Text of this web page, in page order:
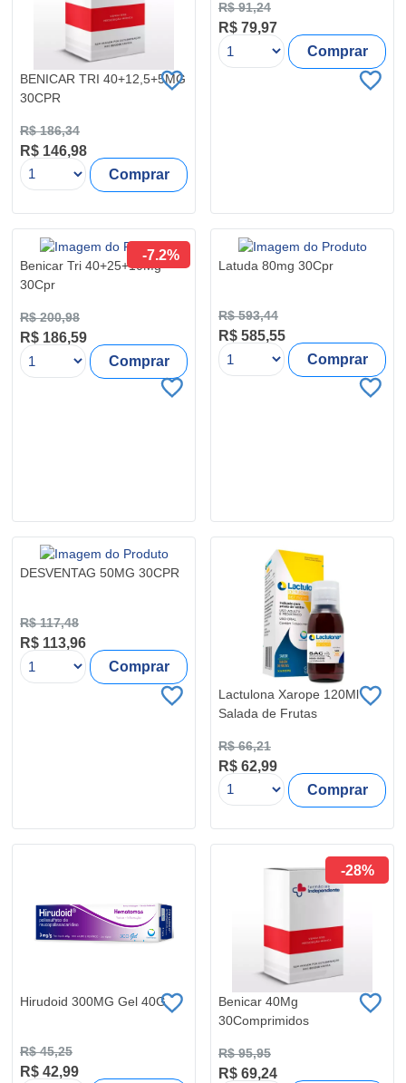
BENICAR TRI 40+12,5+5MG
30CPR
R$ 186,34
R$ 146,98
Comprar
R$ 91,24
R$ 79,97
Comprar
-7.2%
Benicar Tri 40+25+10Mg
30Cpr
R$ 200,98
R$ 186,59
Comprar
Latuda 80mg 30Cpr
R$ 593,44
R$ 585,55
Comprar
DESVENTAG 50MG 30CPR
R$ 117,48
R$ 113,96
Comprar
Lactulona Xarope 120Ml
Salada de Frutas
R$ 66,21
R$ 62,99
Comprar
Hirudoid 300MG Gel 40G
R$ 45,25
R$ 42,99
-28%
Benicar 40Mg
30Comprimidos
R$ 95,95
R$ 69,24